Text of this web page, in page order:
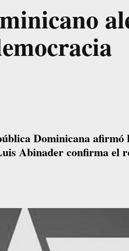
Dominicana afirmó
Abinader confirma el